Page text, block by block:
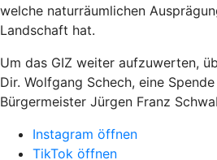
welche naturräumlichen
Landschaft hat.
Um das GIZ weiter aufzuwerten,
Dir. Wolfgang Schech, eine
Bürgermeister Jürgen Franz
Instagram öffnen
TikTok öffnen